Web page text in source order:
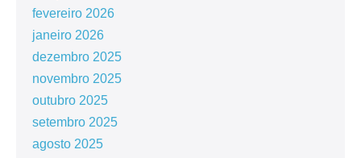
fevereiro 2026
janeiro 2026
dezembro 2025
novembro 2025
outubro 2025
setembro 2025
agosto 2025